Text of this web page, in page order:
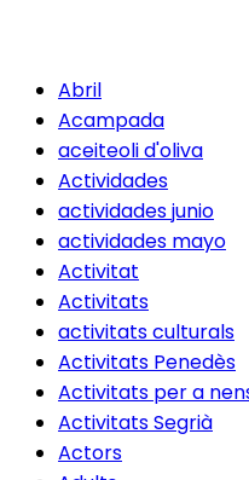
Abril
Acampada
aceiteoli d'oliva
Actividades
actividades junio
actividades mayo
Activitat
Activitats
activitats culturals
Activitats Penedès
Activitats per a
Activitats Segrià
Actors